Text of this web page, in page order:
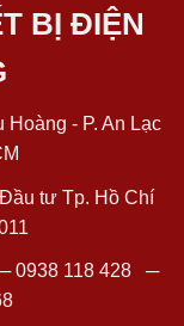
BỊ ĐIỆN
- P. An Lạc
tư Tp. Hồ Chí
0938 118 428─